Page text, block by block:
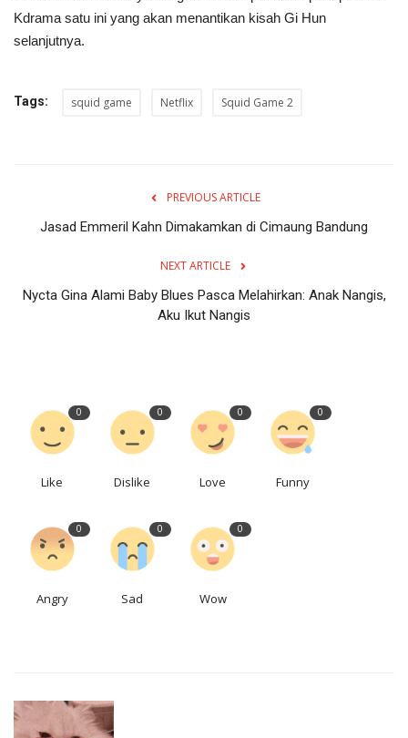
Kdrama satu ini yang akan menantikan kisah Gi Hun
selanjutnya.
Tags: squid game Netflix Squid Game 2
PREVIOUS ARTICLE
Jasad Emmeril Kahn Dimakamkan di Cimaung Bandung
NEXT ARTICLE
Nycta Gina Alami Baby Blues Pasca Melahirkan: Anak Nangis,
Aku Ikut Nangis
0
Like
0
Dislike
0
Love
0
Funny
0
Angry
0
Sad
0
Wow